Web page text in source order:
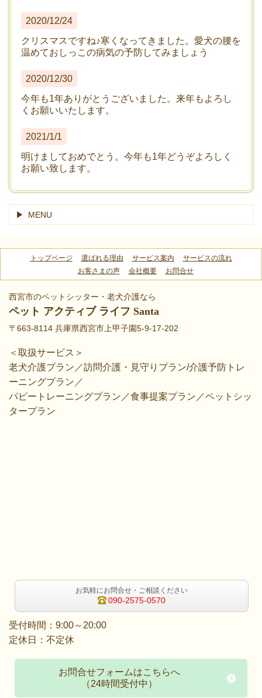
2020/12/24
クリスマスですね♪寒くなってきました。愛犬の腰を
温めておしっこの病気の予防してみましょう
2020/12/30
今年も1年ありがとうございました。来年もよろし
くお願いいたします。
2021/1/1
明けましておめでとう。今年も1年どうぞよろしく
お願い致します。
MENU
トップページ 選ばれる理由 サービス案内
サービスの流れ
お客さまの声
会社概要 お問合せ
西宮市のペットシッター・老犬介護なら
ペット アクティブ ライフ Santa
〒663-8114 兵庫県西宮市上甲子園5-9-17-202
＜取扱サービス＞
老犬介護プラン／訪問介護・見守りプラン/介護予防トレ
ーニングプラン／
パピートレーニングプラン／食事提案プラン／ペットシッ
タープラン
お気軽にお問合せ・ご相談ください
090-2575-0570
受付時間：9:00～20:00
定休日：不定休
お問合せフォームはこちらへ
（24時間受付中）